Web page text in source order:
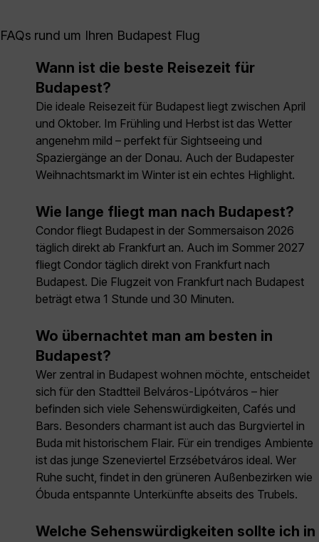
FAQs rund um Ihren Budapest Flug
Wann ist die beste Reisezeit für
Budapest?
Die ideale Reisezeit für Budapest liegt zwischen April
und Oktober. Im Frühling und Herbst ist das Wetter
angenehm mild – perfekt für Sightseeing und
Spaziergänge an der Donau. Auch der Budapester
Weihnachtsmarkt im Winter ist ein echtes Highlight.
Wie lange fliegt man nach Budapest?
Condor fliegt Budapest in der Sommersaison 2026
täglich direkt ab Frankfurt an. Auch im Sommer 2027
fliegt Condor täglich direkt von Frankfurt nach
Budapest. Die Flugzeit von Frankfurt nach Budapest
beträgt etwa 1 Stunde und 30 Minuten.
Wo übernachtet man am besten in
Budapest?
Wer zentral in Budapest wohnen möchte, entscheidet
sich für den Stadtteil Belváros-Lipótváros – hier
befinden sich viele Sehenswürdigkeiten, Cafés und
Bars. Besonders charmant ist auch das Burgviertel in
Buda mit historischem Flair. Für ein trendiges Ambiente
ist das junge Szeneviertel Erzsébetváros ideal. Wer
Ruhe sucht, findet in den grüneren Außenbezirken wie
Óbuda entspannte Unterkünfte abseits des Trubels.
Welche Sehenswürdigkeiten sollte ich in